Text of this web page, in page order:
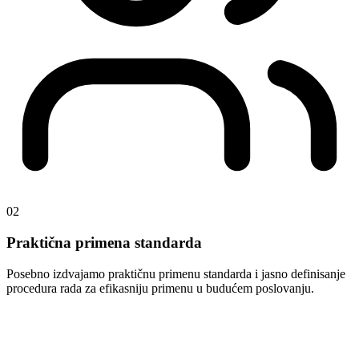
02
Praktična primena standarda
Posebno izdvajamo praktičnu primenu standarda i jasno definisanje
procedura rada za efikasniju primenu u budućem poslovanju.